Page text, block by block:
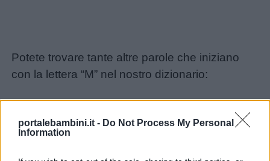
portalebambini.it - Do Not Process My Personal
Information
Potete trovare tante altre parole che iniziano
con la lettera “M” nel nostro dizionario: